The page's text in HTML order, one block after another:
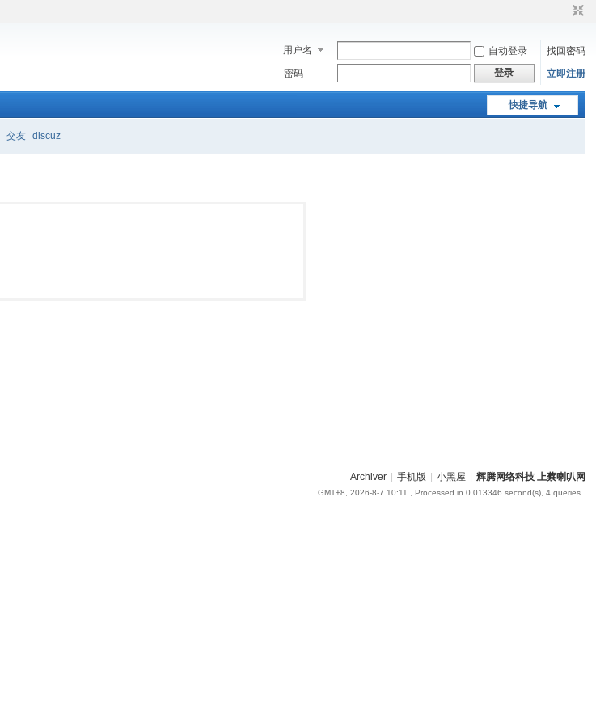
用户名 自动登录
找回密码
密码
登录 立即注册
快捷导航
交友 discuz
Archiver 手机版 小黑屋 辉腾网络科技 上蔡喇叭网
GMT+8, 2026-8-7 10:11 , Processed in 0.013346 second(s), 4 queries .